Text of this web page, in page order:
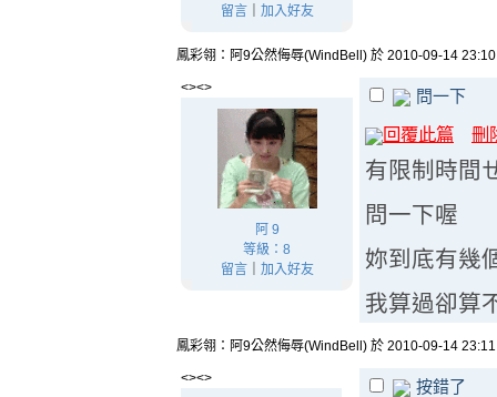
留言｜ 加入好友
鳳彩翎：阿9公然侮辱(WindBell) 於 2010-09-14
<><>
阿 9
等級：8
留言｜ 加入好友
問一下
回覆此篇 刪
有限制時間
問一下喔
妳到底有幾
我算過卻算
鳳彩翎：阿9公然侮辱(WindBell) 於 2010-09-14
<><> 按錯了